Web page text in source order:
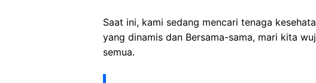
Saat ini, kami sedang mencari tenaga
yang dinamis dan Bersama-sama, mari kita
semua.